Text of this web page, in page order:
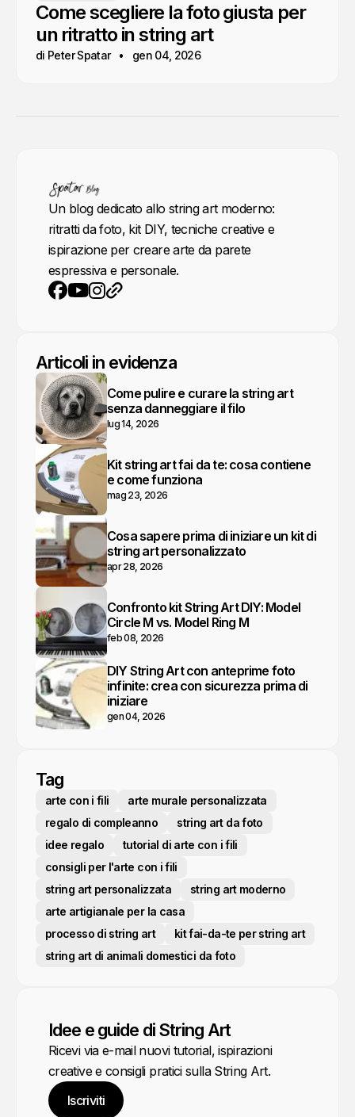
Come scegliere la foto giusta per
un ritratto in string art
di Peter Spatar gen 04, 2026
Un blog dedicato allo string art moderno:
ritratti da foto, kit DIY, tecniche creative e
ispirazione per creare arte da parete
espressiva e personale.
Articoli in evidenza
Come pulire e curare la string art
senza danneggiare il filo
lug 14, 2026
Kit string art fai da te: cosa contiene
e come funziona
mag 23, 2026
Cosa sapere prima di iniziare un kit di
string art personalizzato
apr 28, 2026
Confronto kit String Art DIY: Model
Circle M vs. Model Ring M
feb 08, 2026
DIY String Art con anteprime foto
infinite: crea con sicurezza prima di
iniziare
gen 04, 2026
Tag
arte con i fili
arte murale personalizzata
regalo di compleanno
string art da foto
idee regalo
tutorial di arte con i fili
consigli per l'arte con i fili
string art personalizzata
string art moderno
arte artigianale per la casa
processo di string art
kit fai-da-te per string art
string art di animali domestici da foto
Idee e guide di String Art
Ricevi via e-mail nuovi tutorial, ispirazioni
creative e consigli pratici sulla String Art.
Iscriviti